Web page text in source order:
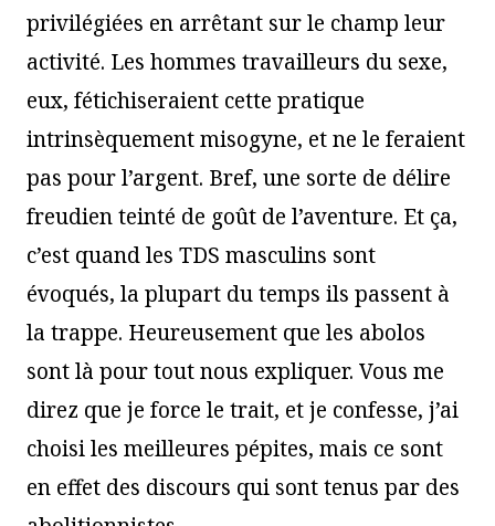
privilégiées en arrêtant sur le champ leur
activité. Les hommes travailleurs du sexe,
eux, fétichiseraient cette pratique
intrinsèquement misogyne, et ne le feraient
pas pour l’argent. Bref, une sorte de délire
freudien teinté de goût de l’aventure. Et ça,
c’est quand les TDS masculins sont
évoqués, la plupart du temps ils passent à
la trappe. Heureusement que les abolos
sont là pour tout nous expliquer. Vous me
direz que je force le trait, et je confesse, j’ai
choisi les meilleures pépites, mais ce sont
en effet des discours qui sont tenus par des